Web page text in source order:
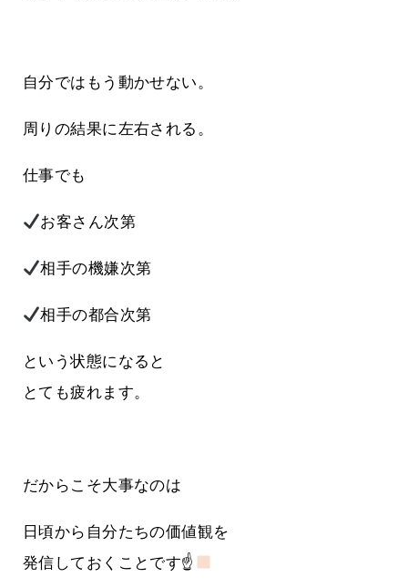
自分ではもう動かせない。
周りの結果に左右される。
仕事でも
お客さん次第
相手の機嫌次第
相手の都合次第
という状態になると
とても疲れます。
だからこそ大事なのは
日頃から自分たちの価値観を
発信しておくことです☝